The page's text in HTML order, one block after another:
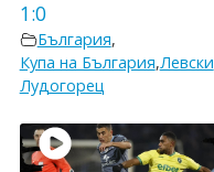
1:0
България,
Купа на България,Левски
Лудогорец